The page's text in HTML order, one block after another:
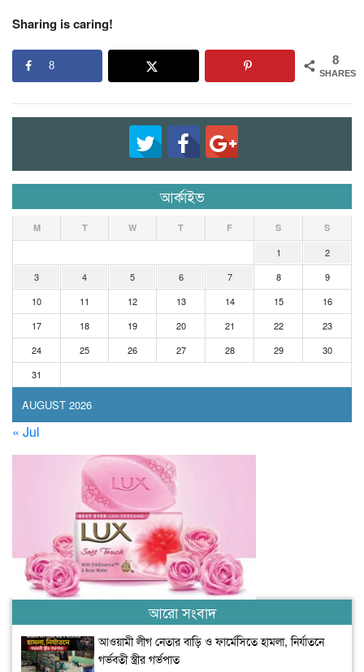
Sharing is caring!
8
SHARES
8
আর্কাইভ
AUGUST 2026
M T W T F S S
1
2
3
4 5 6 7 8
9
10
11 12 13 14 15
16
17
18 19 20 21 22
23
24
25 26 27 28 29
30
31
« Jul
আরো সংবাদ
আওয়ামী লীগ নেতার বাড়ি ও ফার্মেসিতে হামলা, নির্যাতনে
গর্ভবতী স্ত্রীর গর্ভপাত